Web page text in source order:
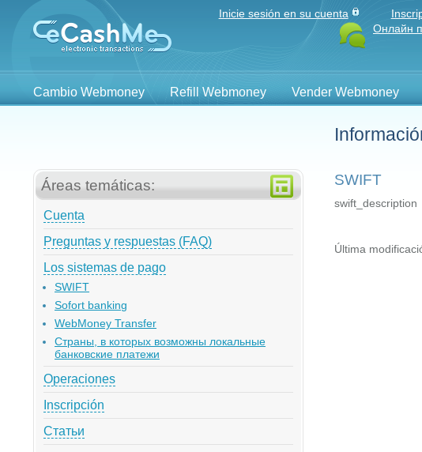
Inicie sesión en su cuenta
Онлайн
Cambio Webmoney Refill Webmoney Vender Webmoney
SWIFT
swift_description
Última
Áreas temáticas:
Cuenta
Preguntas y respuestas (FAQ)
Los sistemas de pago
SWIFT
Sofort banking
WebMoney Transfer
Страны, в которых возможны локальные
банковские платежи
Operaciones
Inscripción
Статьи